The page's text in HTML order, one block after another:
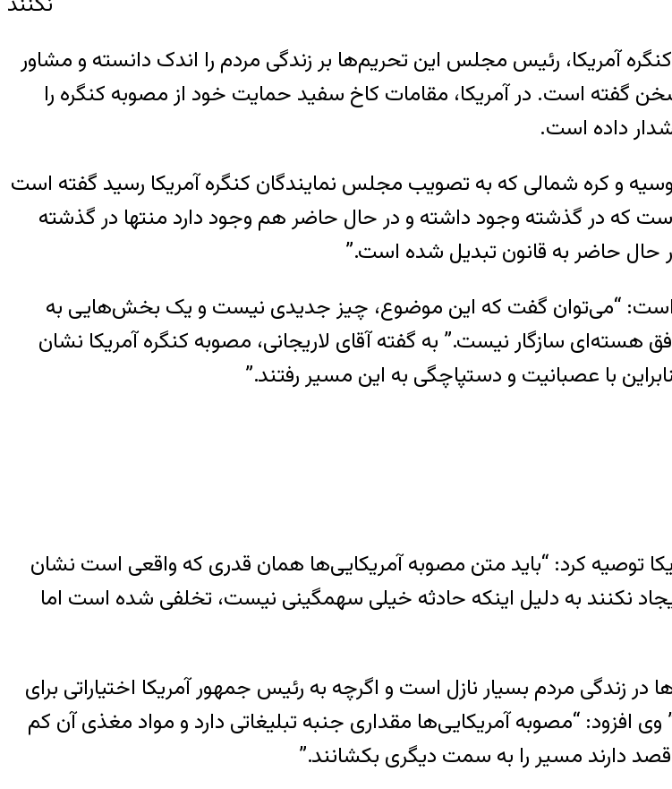
آمریکا، رئیس مجلس این تحریم‌ها بر زندگی مردم را اندک دانسته و مشاور
سخن گفته است. در آمریکا، مقامات کاخ سفید حمایت خود از مصوبه کنگره را
داده است.
و کره شمالی که به تصویب مجلس نمایندگان کنگره آمریکا رسید گفته است
که در گذشته وجود داشته و در حال حاضر هم وجود دارد منتها در گذشته
حاضر به قانون تبدیل شده است.”
است: “می‌توان گفت که این موضوع، چیز جدیدی نیست و یک بخش‌هایی به
سازگار نیست.” به گفته آقای لاریجانی، مصوبه کنگره آمریکا نشان
با عصبانیت و دستپاچگی به این مسیر رفتند.”
توصیه کرد: “باید متن مصوبه آمریکایی‌ها همان قدری که واقعی است نشان
ایجاد نکنند به دلیل اینکه حادثه خیلی سهمگینی نیست، تخلفی شده است اما
در زندگی مردم بسیار نازل است و اگرچه به رئیس جمهور آمریکا اختیاراتی برای
“مصوبه آمریکایی‌ها مقداری جنبه تبلیغاتی دارد و مواد مغذی آن کم
قصد دارند مسیر را به سمت دیگری بکشانند.”